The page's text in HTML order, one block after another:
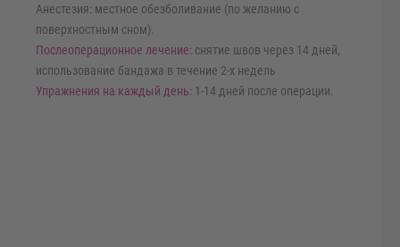
Анестезия: местное обезболивание (по желанию с
поверхностным сном).
Послеоперационное лечение: снятие швов через 14 дней,
использование бандажа в течение 2-х недель
Упражнения на каждый день: 1-14 дней после операции.